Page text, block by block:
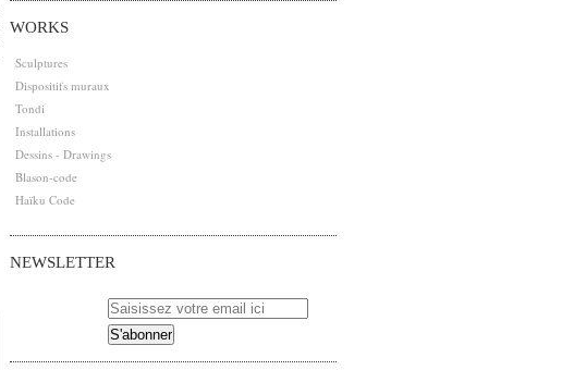
WORKS
Sculptures
Dispositifs muraux
Tondi
Installations
Dessins - Drawings
Blason-code
Haïku Code
NEWSLETTER